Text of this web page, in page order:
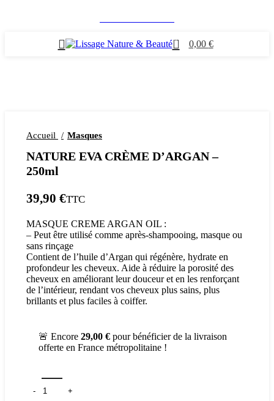
0 0,00 €
Accueil Masques
NATURE EVA CRÈME D’ARGAN –
250ml
€
MASQUE CREME ARGAN OIL :
– Peut être utilisé comme après-shampooing, masque ou
sans rinçage
Contient de l’huile d’Argan qui régénère, hydrate en
profondeur les cheveux. Aide à réduire la porosité des
cheveux en améliorant leur douceur et en les renforçant
de l’intérieur, rendant vos cheveux plus sains, plus
brillants et plus faciles à coiffer.
🚨 Encore 29,00 € pour bénéficier de la livraison
offerte en France métropolitaine !